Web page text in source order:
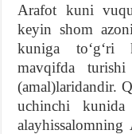
Arafot kuni
keyin shom
kuniga toʻgʻri
mavqifda
(amal)laridandir.
uchinchi